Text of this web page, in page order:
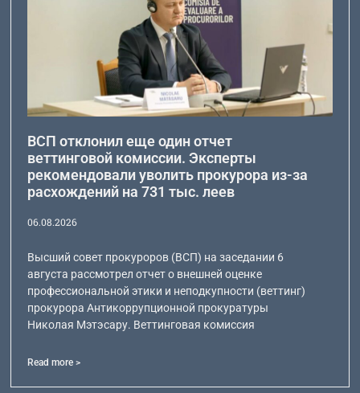
ВСП отклонил еще один отчет
веттинговой комиссии. Эксперты
рекомендовали уволить прокурора из-за
расхождений на 731 тыс. леев
06.08.2026
Высший совет прокуроров (ВСП) на заседании 6
августа рассмотрел отчет о внешней оценке
профессиональной этики и неподкупности (веттинг)
прокурора Антикоррупционной прокуратуры
Николая Мэтэсару. Веттинговая комиссия
Read more >